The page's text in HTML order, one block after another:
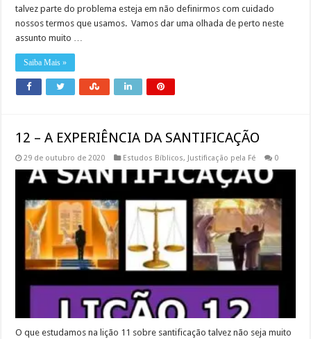
talvez parte do problema esteja em não definirmos com cuidado
nossos termos que usamos. Vamos dar uma olhada de perto neste
assunto muito …
Saiba Mais »
12 – A EXPERIÊNCIA DA SANTIFICAÇÃO
29 de outubro de 2020 Estudos Bíblicos, Justificação pela Fé 0
O que estudamos na lição 11 sobre santificação talvez não seja muito